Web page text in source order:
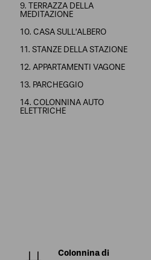
9. TERRAZZA DELLA
MEDITAZIONE
10. CASA SULL’ALBERO
11. STANZE DELLA STAZIONE
12. APPARTAMENTI VAGONE
13. PARCHEGGIO
14. COLONNINA AUTO
ELETTRICHE
Colonnina di